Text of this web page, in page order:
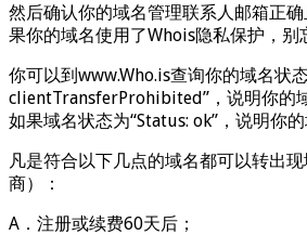
然后确认你的域名管理联系人邮箱正
果你的域名使用了Whois隐私保护，别
你可以到www.Who.is查询你的域名状
clientTransferProhibited”，说明你的
如果域名状态为“Status: ok”，说明你的
凡是符合以下几点的域名都可以转出
商）：
A．注册或续费60天后；